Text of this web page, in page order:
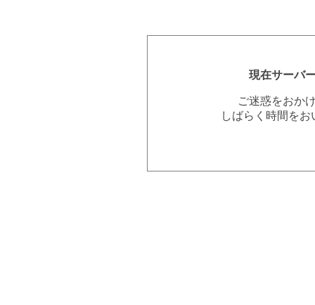
現在サーバ
ご迷惑をおか
しばらく時間を